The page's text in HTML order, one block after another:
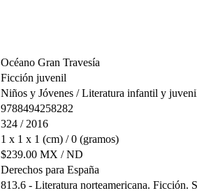
Océano Gran Travesía
Ficción juvenil
Niños y Jóvenes / Literatura infantil y
9788494258282
324 / 2016
1 x 1 x 1 (cm) / 0 (gramos)
$239.00 MX / ND
Derechos para España
813.6 - Literatura norteamericana. Ficción.